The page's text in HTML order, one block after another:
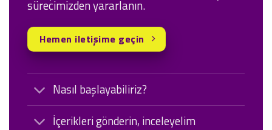
Nasıl başlayabiliriz?
İçerikleri gönderin, inceleyelim
sürecimizden yararlanın.
Hemen iletişime geçin